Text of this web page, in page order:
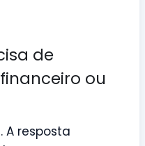
de
ou
A resposta